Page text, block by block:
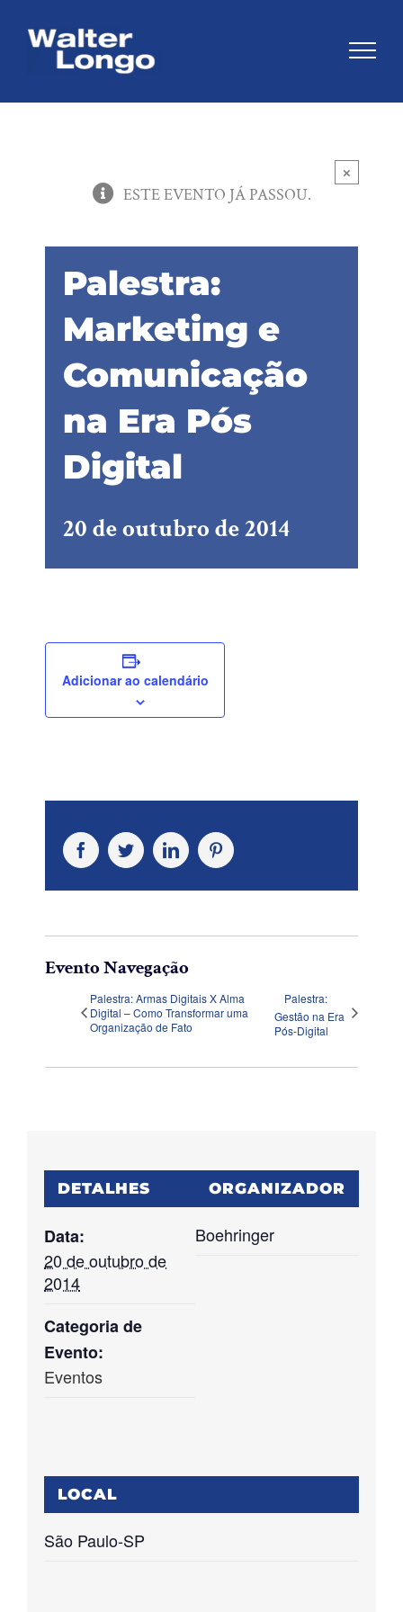
×
ESTE EVENTO JÁ PASSOU.
Palestra:
Marketing e
Comunicação
na Era Pós
Digital
20 de outubro de 2014
Adicionar ao calendário
FacebookTwitterLinkedInPinterest
Evento Navegação
Palestra: Armas Digitais X Alma
Digital – Como Transformar uma
Organização de Fato
Palestra:
Gestão na Era
Pós-Digital
DETALHES
Data:
20 de outubro de
2014
Categoria de
Evento:
Eventos
ORGANIZADOR
Boehringer
LOCAL
São Paulo-SP